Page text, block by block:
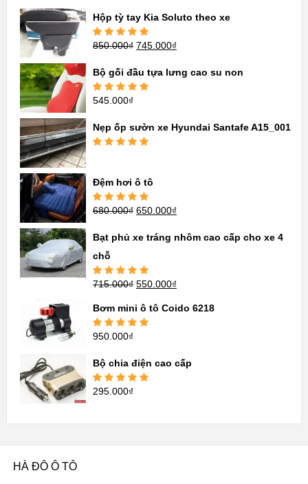
sao
Hộp tỳ tay Kia Soluto theo xe
Được xếp
850.000₫ 745.000₫
Bộ gối đầu tựa lưng cao su non
Được xếp
545.000₫
Nẹp ốp sườn xe Hyundai Santafe A15_001
Đệm hơi ô tô
Được xếp
680.000₫ 650.000₫
Bạt phủ xe tráng nhôm cao cấp cho xe 4
chỗ
Được xếp
sao
715.000₫ 550.000₫
Bơm mini ô tô Coido 6218
Được xếp
950.000₫
Bộ chia điện cao cấp
Được xếp
295.000₫
HÀ ĐÔ Ô TÔ